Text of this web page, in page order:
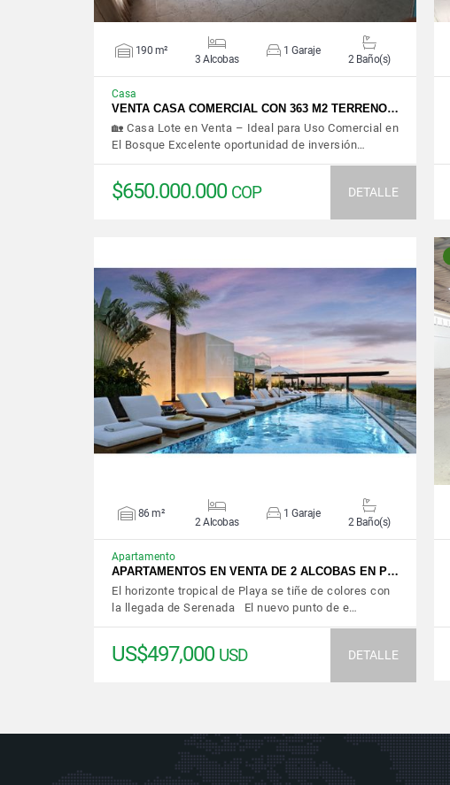
190 m²
3 Alcobas
1 Garaje
2 Baño(s)
Casa
VENTA CASA COMERCIAL CON 363 M2 TERRENO…
🏡 Casa Lote en Venta – Ideal para Uso Comercial en
El Bosque Excelente oportunidad de inversión…
$650.000.000 COP DETALLE
VER DETALLES
86 m²
2 Alcobas
1 Garaje
2 Baño(s)
Apartamento
APARTAMENTOS EN VENTA DE 2 ALCOBAS EN P…
El horizonte tropical de Playa se tiñe de colores con
la llegada de Serenada El nuevo punto de e…
US$497,000 USD DETALLE